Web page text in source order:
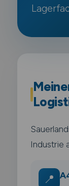
Industrie
📍